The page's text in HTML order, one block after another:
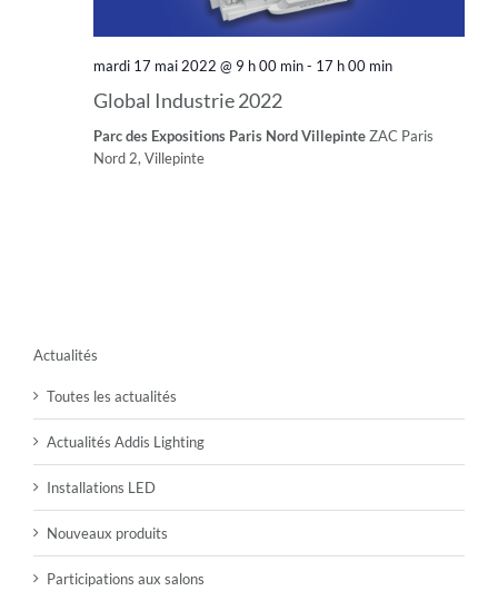
mardi 17 mai 2022 @ 9 h 00 min- 17 h 00 min
Global Industrie 2022
Parc des Expositions Paris Nord VillepinteZAC Paris
Nord 2, Villepinte
Actualités
Toutes les actualités
Actualités Addis Lighting
Installations LED
Nouveaux produits
Participations aux salons